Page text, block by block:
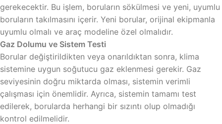
gerekecektir. Bu işlem, boruların sökülmesi ve yeni, uyumlu
boruların takılmasını içerir. Yeni borular, orijinal ekipmanla
uyumlu olmalı ve araç modeline özel olmalıdır.
Gaz Dolumu ve Sistem Testi
Borular değiştirildikten veya onarıldıktan sonra, klima
sistemine uygun soğutucu gaz eklenmesi gerekir. Gaz
seviyesinin doğru miktarda olması, sistemin verimli
çalışması için önemlidir. Ayrıca, sistemin tamamı test
edilerek, borularda herhangi bir sızıntı olup olmadığı
kontrol edilmelidir.